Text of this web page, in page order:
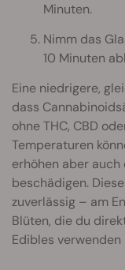
Minuten.
Nimm das
10 Minuten
Eine niedrigere,
dass
ohne THC, CBD
Temperaturen
erhöhen aber auch
beschädigen.
zuverlässig – am
Blüten, die du
Edibles verwenden